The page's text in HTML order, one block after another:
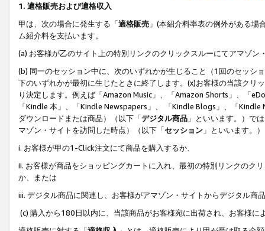
1. 適格販売および適格収入
甲は、次の場合に発生する「適格販売 」(本紹介料率表の例外がある
ム紹介料を支払います。
(a) お客様が乙のサイト上の特別リンクのクリックスルーにてアマゾン
(b) 同一のセッション中に、次のいずれかが生じること（1回のセッシ
下のいずれかが最初に生じたときに終了します。(x)お客様の当該ク
り決定します。例えば「Amazon Music」、「Amazon Shorts」、「
「Kindle 本」、「Kindle Newspapers」、 「Kindle Blogs」、「
ダウンロードまたは商品）（以下「デジタル商品 」といいます。）で
マゾン・サイトを訪問した時点）（以下「セッション 」といいます。
i. お客様が甲の1-Click注文にて商品を購入するか、
ii. お客様が商品をショッピングカートに入れ、最初の特別リンクのク
か、または
iii. デジタル商品に関連し、お客様がアマゾン・サイトからデジタル
(c) 購入から180日以内に、当該商品がお客様宛に出荷され、お客様